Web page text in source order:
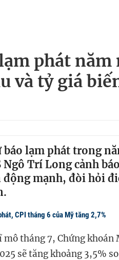
phát năm
và tỷ giá
báo lạm phát trong
Trí Long cảnh
động mạnh, đòi hỏi
CPI tháng 6 của Mỹ tăng 2,7%
tháng 7, Chứng khoán
sẽ tăng khoảng 3,5%